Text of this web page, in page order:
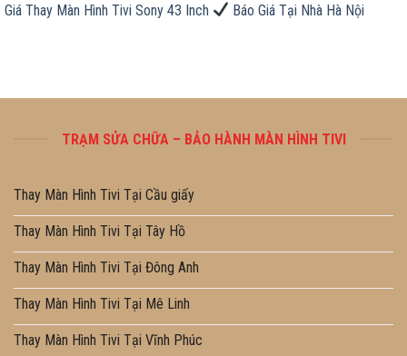
Giá Thay Màn Hình Tivi Sony 43 Inch
Báo Giá Tại Nhà Hà Nội
TRẠM SỬA CHỮA – BẢO HÀNH MÀN HÌNH TIVI
Thay Màn Hình Tivi Tại Cầu giấy
Thay Màn Hình Tivi Tại Tây Hồ
Thay Màn Hình Tivi Tại Đông Anh
Thay Màn Hình Tivi Tại Mê Linh
Thay Màn Hình Tivi Tại Vĩnh Phúc